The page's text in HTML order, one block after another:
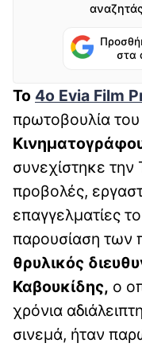
στα
Το 4ο Evia Film
πρωτοβουλία του
συνεχίστηκε την
προβολές,
επαγγελματίες
παρουσίαση των
θρυλικός
Καβουκίδης, ο
χρόνια
σινεμά, ήταν